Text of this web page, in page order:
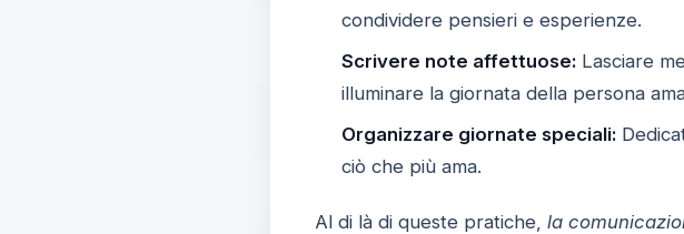
condividere pensieri e esperienze.
Scrivere note affettuose:Lasciare
illuminare la giornata della persona
Organizzare giornate speciali:
ciò che più ama.
Al di là di queste pratiche, la